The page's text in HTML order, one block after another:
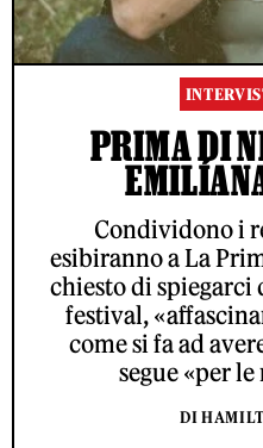
PRIMA DI
Condividono i
esibiranno a La
chiesto di spiegarci
festival,
come si fa ad
segue «per
DI